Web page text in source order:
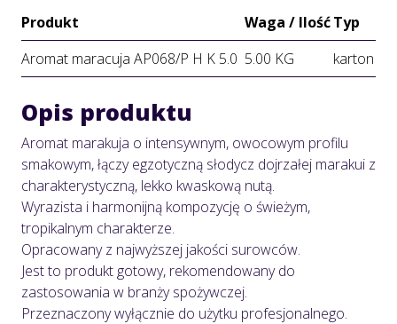
Produkt Waga / IlośćTyp
Aromat maracuja AP068/P H K 5.0 5.00 KG karton
Opis produktu
Aromat marakuja o intensywnym, owocowym profilu
smakowym, łączy egzotyczną słodycz dojrzałej marakui z
charakterystyczną, lekko kwaskową nutą.
Wyrazista i harmonijną kompozycję o świeżym,
tropikalnym charakterze.
Opracowany z najwyższej jakości surowców.
Jest to produkt gotowy, rekomendowany do
zastosowania w branży spożywczej.
Przeznaczony wyłącznie do użytku profesjonalnego.